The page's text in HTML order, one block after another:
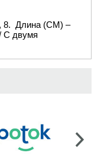
8. Длина (СМ) –
C двумя